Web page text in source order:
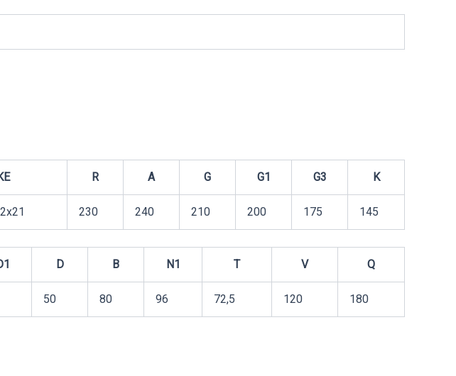
R A G G1 G3 K
230 240 210 200 175 145
D B N1 T V Q
50 80 96 72,5 120 180